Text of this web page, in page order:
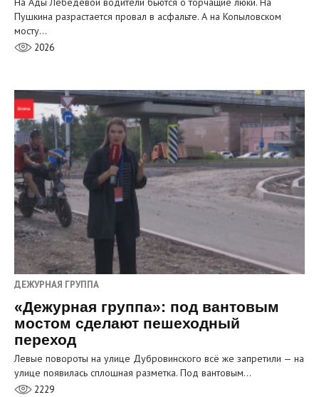
Пушкина разрастается провал в асфальте. А на Копыловском
мосту…
2026
ДЕЖУРНАЯ ГРУППА
«Дежурная группа»: под вантовым
мостом сделают пешеходный
переход
Левые повороты на улице Дубровинского всё же запретили — на
улице появилась сплошная разметка. Под вантовым…
2229